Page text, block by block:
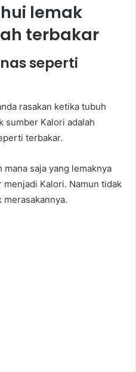
lemak
terbakar
seperti
rasakan ketika tubuh
sumber Kalori adalah
terbakar.
saja yang lemaknya
Kalori. Namun tidak
merasakannya.